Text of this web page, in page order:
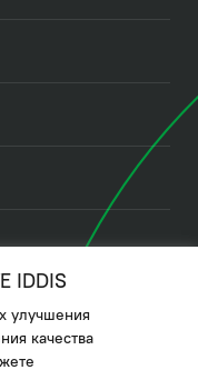
файлов cookies
ПДн
IDDIS
улучшения
качества